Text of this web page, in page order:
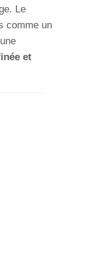
Le
comme un
et